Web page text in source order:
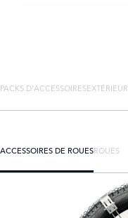
PACKS D'ACCESSOIRESEXTÉRIEUR
ACCESSOIRES DE ROUESROUES